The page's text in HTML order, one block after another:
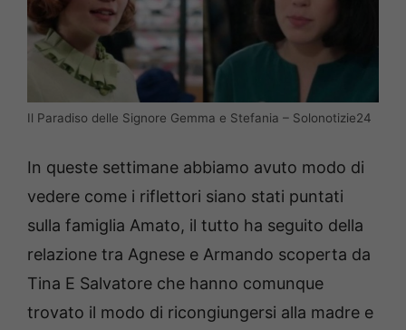
Il Paradiso delle Signore Gemma e Stefania – Solonotizie24
In queste settimane abbiamo avuto modo di
vedere come i riflettori siano stati puntati
sulla famiglia Amato, il tutto ha seguito della
relazione tra Agnese e Armando scoperta da
Tina E Salvatore che hanno comunque
trovato il modo di ricongiungersi alla madre e